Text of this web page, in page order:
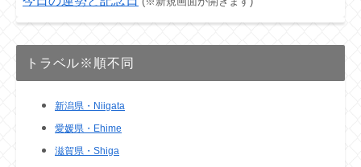
トラベル※順不同
新潟県・Niigata
愛媛県・Ehime
滋賀県・Shiga